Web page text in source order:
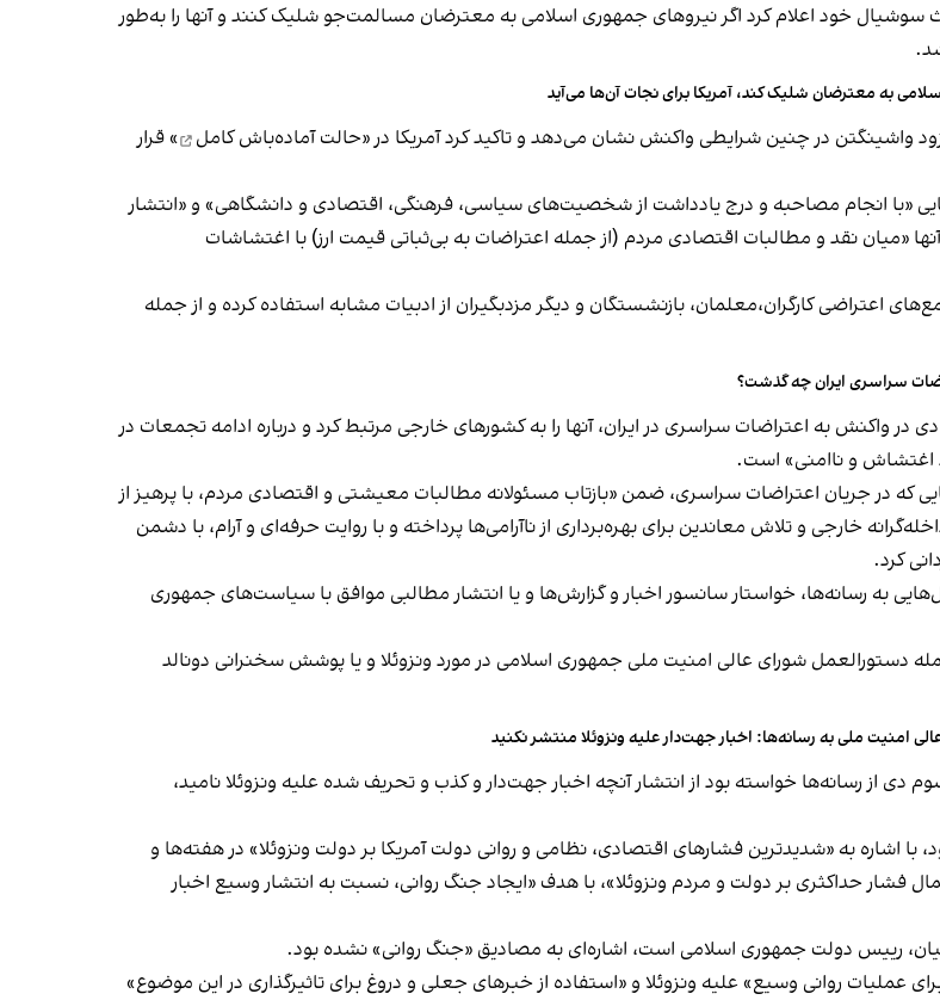
خود اعلام کرد اگر نیروهای جمهوری اسلامی به معترضان مسالمت‌جو شلیک کنند و آنها را به‌طور
به معترضان شلیک کند، آمریکا برای نجات آن‌ها می‌آید
واشینگتن در چنین شرایطی واکنش نشان می‌دهد و تاکید کرد آمریکا در «حالت آماده‌باش کامل
» قرار
«با انجام مصاحبه و درج یادداشت از شخصیت‌های سیاسی، فرهنگی، اقتصادی و دانشگاهی» و «انتشار
«میان نقد و مطالبات اقتصادی مردم (از جمله اعتراضات به بی‌ثباتی قیمت ارز) با اغتشاشات
کارگران،‌معلمان، بازنشستگان و دیگر مزدبگیران از ادبیات مشابه استفاده کرده و از جمله
سراسری ایران چه گذشت؟
در همین ارتباط، خبرگزاری فارس،‌ وابسته به سپاه پاسداران، پنج شنبه ۱۱ دی در واکنش به اعتراضات سراسری در ایران، آنها را به کشورهای خارجی مرتبط کرد و درباره ادامه تجمعات در
اغتشاش و ناامنی» است.
که در جریان اعتراضات سراسری، ضمن «بازتاب مسئولانه مطالبات معیشتی و اقتصادی مردم، با پرهیز از
خارجی و تلاش معاندین برای بهره‌برداری از ناآرامی‌ها پرداخته و با روایت حرفه‌ای و آرام، با دشمن
کرد.
به رسانه‌ها، خواستار سانسور اخبار و گزارش‌ها و یا انتشار مطالبی موافق با سیاست‌های جمهوری
دستورالعمل شورای عالی امنیت ملی جمهوری اسلامی در مورد ونزوئلا و یا پوشش سخنرانی دونالد
امنیت ملی به رسانه‌ها: اخبار جهت‌دار علیه ونزوئلا منتشر نکنید
از رسانه‌ها خواسته بود از انتشار آنچه اخبار جهت‌دار و کذب و تحریف شده علیه ونزوئلا نامید،
با اشاره به «شدیدترین فشارهای اقتصادی، ‌نظامی و روانی دولت آمریکا بر دولت ونزوئلا» در هفته‌ها و
حداکثری بر دولت و مردم ونزوئلا»، با هدف «ایجاد جنگ روانی، نسبت به انتشار وسیع اخبار
رییس دولت جمهوری اسلامی است، اشاره‌ای به مصادیق «جنگ روانی» نشده بود.
عملیات روانی وسیع» علیه ونزوئلا و «استفاده از خبرهای جعلی و دروغ برای تاثیرگذاری در این موضوع»